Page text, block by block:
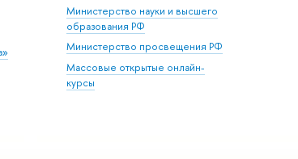
Министерство науки и высшего
образования РФ
Министерство просвещения РФ
Массовые открытые онлайн-
курсы